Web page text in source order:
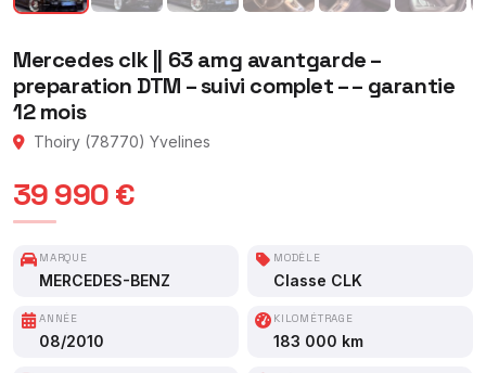
Mercedes clk || 63 amg avantgarde –
preparation DTM – suivi complet – – garantie
12 mois
Thoiry (78770) Yvelines
39 990 €
MARQUE
MERCEDES-BENZ
MODÈLE
Classe CLK
ANNÉE
08/2010
KILOMÉTRAGE
183 000 km